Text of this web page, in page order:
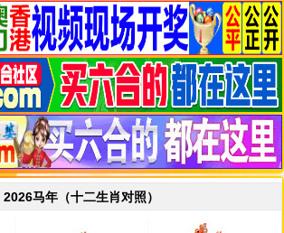
2026马年（十二生肖对照）